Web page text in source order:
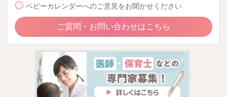
ベビーカレンダーへのご意見をお聞かせください
ご質問・お問い合わせはこちら